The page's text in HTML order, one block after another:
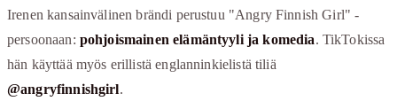
Irenen kansainvälinen brändi perustuu "Angry Finnish Girl" -
persoonaan: pohjoismainen elämäntyyli ja komedia. TikTokissa
hän käyttää myös erillistä englanninkielistä tiliä
@angryfinnishgirl.